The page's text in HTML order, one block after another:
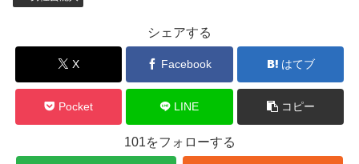
シェアする
X Facebook はてブ
Pocket LINE コピー
101をフォローする